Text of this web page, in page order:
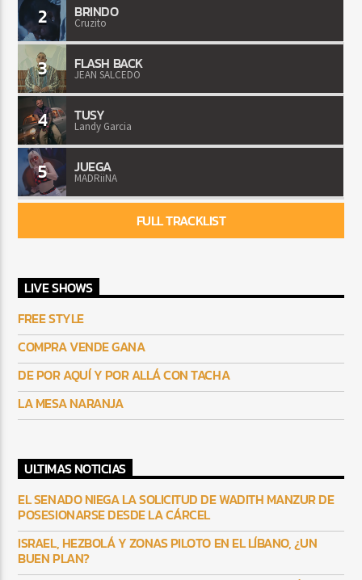
2 BRINDO
Cruzito
3 FLASH BACK
JEAN SALCEDO
4 TUSY
Landy Garcia
5 JUEGA
MADRiiNA
FULL TRACKLIST
LIVE SHOWS
FREE STYLE
COMPRA VENDE GANA
DE POR AQUÍ Y POR ALLÁ CON TACHA
LA MESA NARANJA
ULTIMAS NOTICIAS
EL SENADO NIEGA LA SOLICITUD DE WADITH MANZUR DE
POSESIONARSE DESDE LA CÁRCEL
ISRAEL, HEZBOLÁ Y ZONAS PILOTO EN EL LÍBANO, ¿UN
BUEN PLAN?